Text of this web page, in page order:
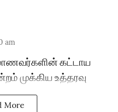
am
மாணவர்களின் கட்டாய
முக்கிய உத்தரவு
More